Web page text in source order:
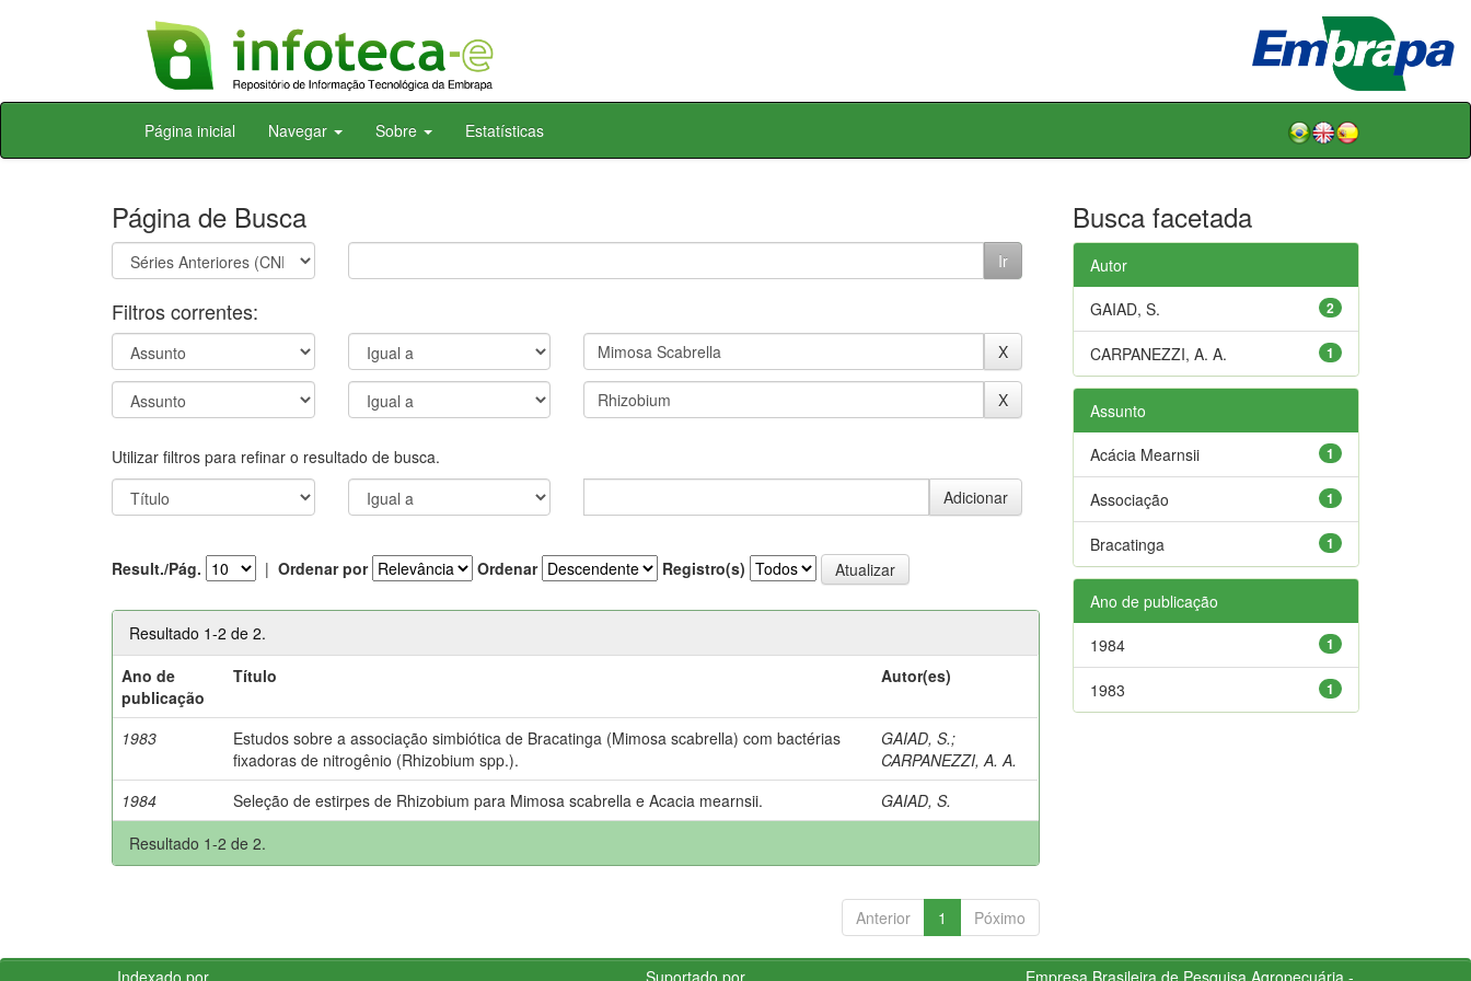
Skip
Página inicial Navegar Sobre Estatísticas
Página de Busca
Filtros correntes:
Utilizar filtros para refinar o resultado de busca.
Result./Pág. | Ordenar por Ordenar Registro(s)
Resultado 1-2 de 2.
Ano de
publicação
Título Autor(es)
1983
Estudos sobre a associação simbiótica de Bracatinga (Mimosa scabrella) com bactérias
fixadoras de nitrogênio (Rhizobium spp.).
GAIAD, S.;
CARPANEZZI, A. A.
1984
Seleção de estirpes de Rhizobium para Mimosa scabrella e Acacia mearnsii.
GAIAD, S.
Resultado 1-2 de 2.
Anterior 1 Póximo
Busca facetada
Autor
2
GAIAD, S.
1
CARPANEZZI, A. A.
Assunto
1
Acácia Mearnsii
1
Associação
1
Bracatinga
Ano de publicação
1
1984
1
1983
Indexado por Suportado por Empresa Brasileira de Pesquisa Agropecuária -